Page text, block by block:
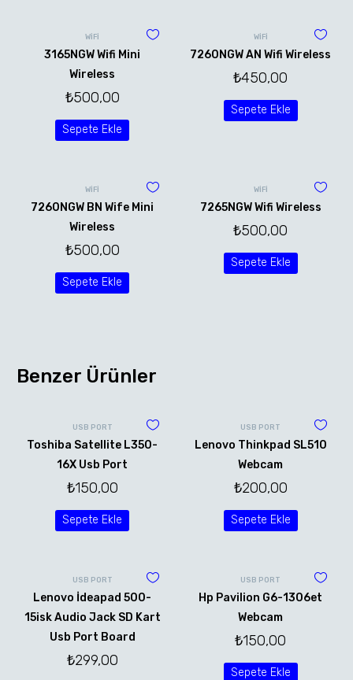
WİFİ
3165NGW Wifi Mini
Wireless
₺500,00
Sepete Ekle
WİFİ
7260NGW AN Wifi Wireless
₺450,00
Sepete Ekle
WİFİ
7260NGW BN Wife Mini
Wireless
₺500,00
Sepete Ekle
WİFİ
7265NGW Wifi Wireless
₺500,00
Sepete Ekle
Benzer Ürünler
USB PORT
Toshiba Satellite L350-
16X Usb Port
₺150,00
Sepete Ekle
USB PORT
Lenovo Thinkpad SL510
Webcam
₺200,00
Sepete Ekle
USB PORT
Lenovo İdeapad 500-
15isk Audio Jack SD Kart
Usb Port Board
₺299,00
USB PORT
Hp Pavilion G6-1306et
Webcam
₺150,00
Sepete Ekle